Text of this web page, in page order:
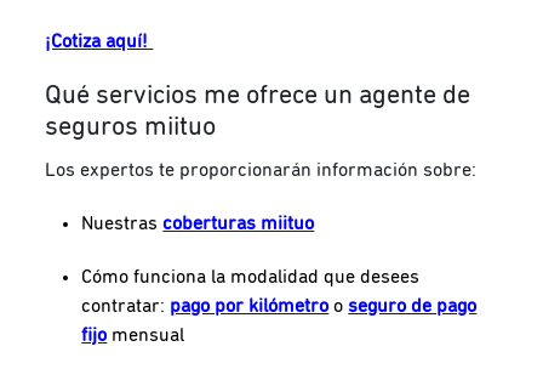
¡Cotiza aquí!
Qué servicios me ofrece un agente de
seguros miituo
Los expertos te proporcionarán información sobre:
Nuestrascoberturas miituo
Cómo funciona la modalidad que desees
contratar: pago por kilómetro oseguro de pago
fijo mensual